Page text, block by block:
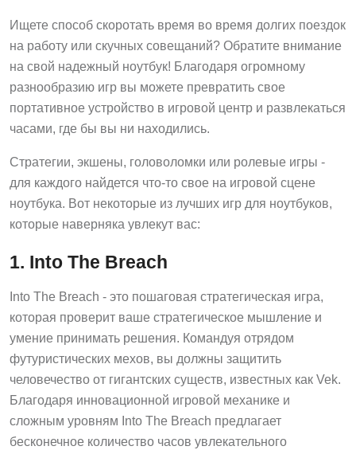
Ищете способ скоротать время во время долгих поездок
на работу или скучных совещаний? Обратите внимание
на свой надежный ноутбук! Благодаря огромному
разнообразию игр вы можете превратить свое
портативное устройство в игровой центр и развлекаться
часами, где бы вы ни находились.
Стратегии, экшены, головоломки или ролевые игры -
для каждого найдется что-то свое на игровой сцене
ноутбука. Вот некоторые из лучших игр для ноутбуков,
которые наверняка увлекут вас:
1. Into The Breach
Into The Breach - это пошаговая стратегическая игра,
которая проверит ваше стратегическое мышление и
умение принимать решения. Командуя отрядом
футуристических мехов, вы должны защитить
человечество от гигантских существ, известных как Vek.
Благодаря инновационной игровой механике и
сложным уровням Into The Breach предлагает
бесконечное количество часов увлекательного